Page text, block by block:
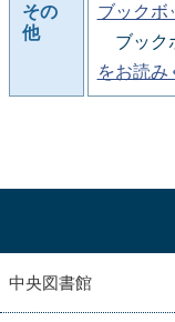
その
他
ブックボ
ブック
をお読み
中央図書館